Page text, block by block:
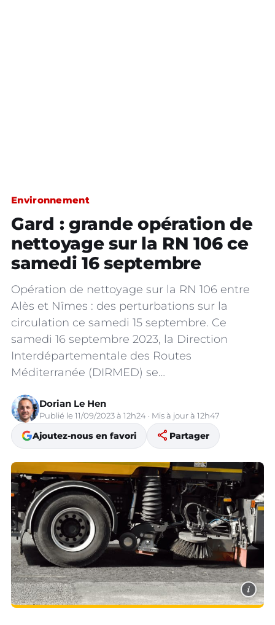
Environnement
Gard : grande opération de
nettoyage sur la RN 106 ce
samedi 16 septembre
Opération de nettoyage sur la RN 106 entre
Alès et Nîmes : des perturbations sur la
circulation ce samedi 15 septembre. Ce
samedi 16 septembre 2023, la Direction
Interdépartementale des Routes
Méditerranée (DIRMED) se…
Dorian Le Hen
Publié le 11/09/2023 à 12h24 · Mis à jour à 12h47
Ajoutez-nous en favori share Partager
i